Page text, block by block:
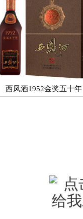
西凤酒1952金奖五十年